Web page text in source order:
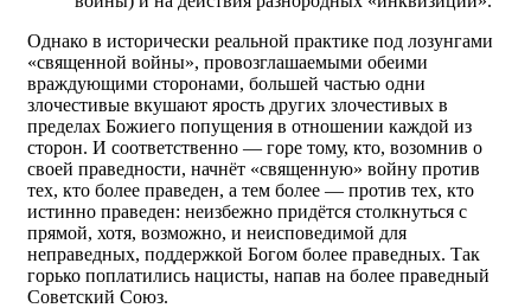
Однако в исторически реальной практике под лозунгами
«священной войны», провозглашаемыми обеими
враждующими сторонами, большей частью одни
злочестивые вкушают ярость других злочестивых в
пределах Божиего попущения в отношении каждой из
сторон. И соответственно — горе тому, кто, возомнив о
своей праведности, начнёт «священ­ную» войну против
тех, кто более праведен, а тем более — против тех, кто
истинно праведен: неизбежно придётся стол­к­нуться с
прямой, хотя, возможно, и неисповедимой для
неправедных, поддержкой Богом более праведных. Так
горько поплатились нацисты, напав на более праведный
Советский Союз.